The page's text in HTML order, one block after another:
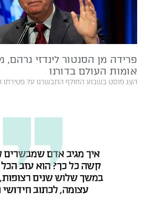
פרידה מן הסנטור לינדזי גרהם,
אומות העולם בדורנו
הצג פוסט בשבוע‭ ‬החולף‭ ‬התבשרנו‭ ‬על‭ ‬פטירתו‭ ‬הפתאומית‭ ‬של‭ ‬סנטור‭